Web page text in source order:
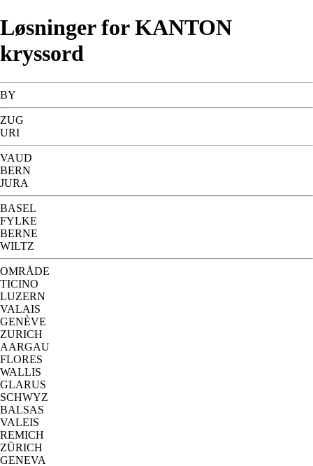
Løsninger for KANTON
kryssord
BY
ZUG
URI
VAUD
BERN
JURA
BASEL
FYLKE
BERNE
WILTZ
OMRÅDE
TICINO
LUZERN
VALAIS
GENÈVE
ZURICH
AARGAU
FLORES
WALLIS
GLARUS
SCHWYZ
BALSAS
VALEIS
REMICH
ZÜRICH
GENEVA